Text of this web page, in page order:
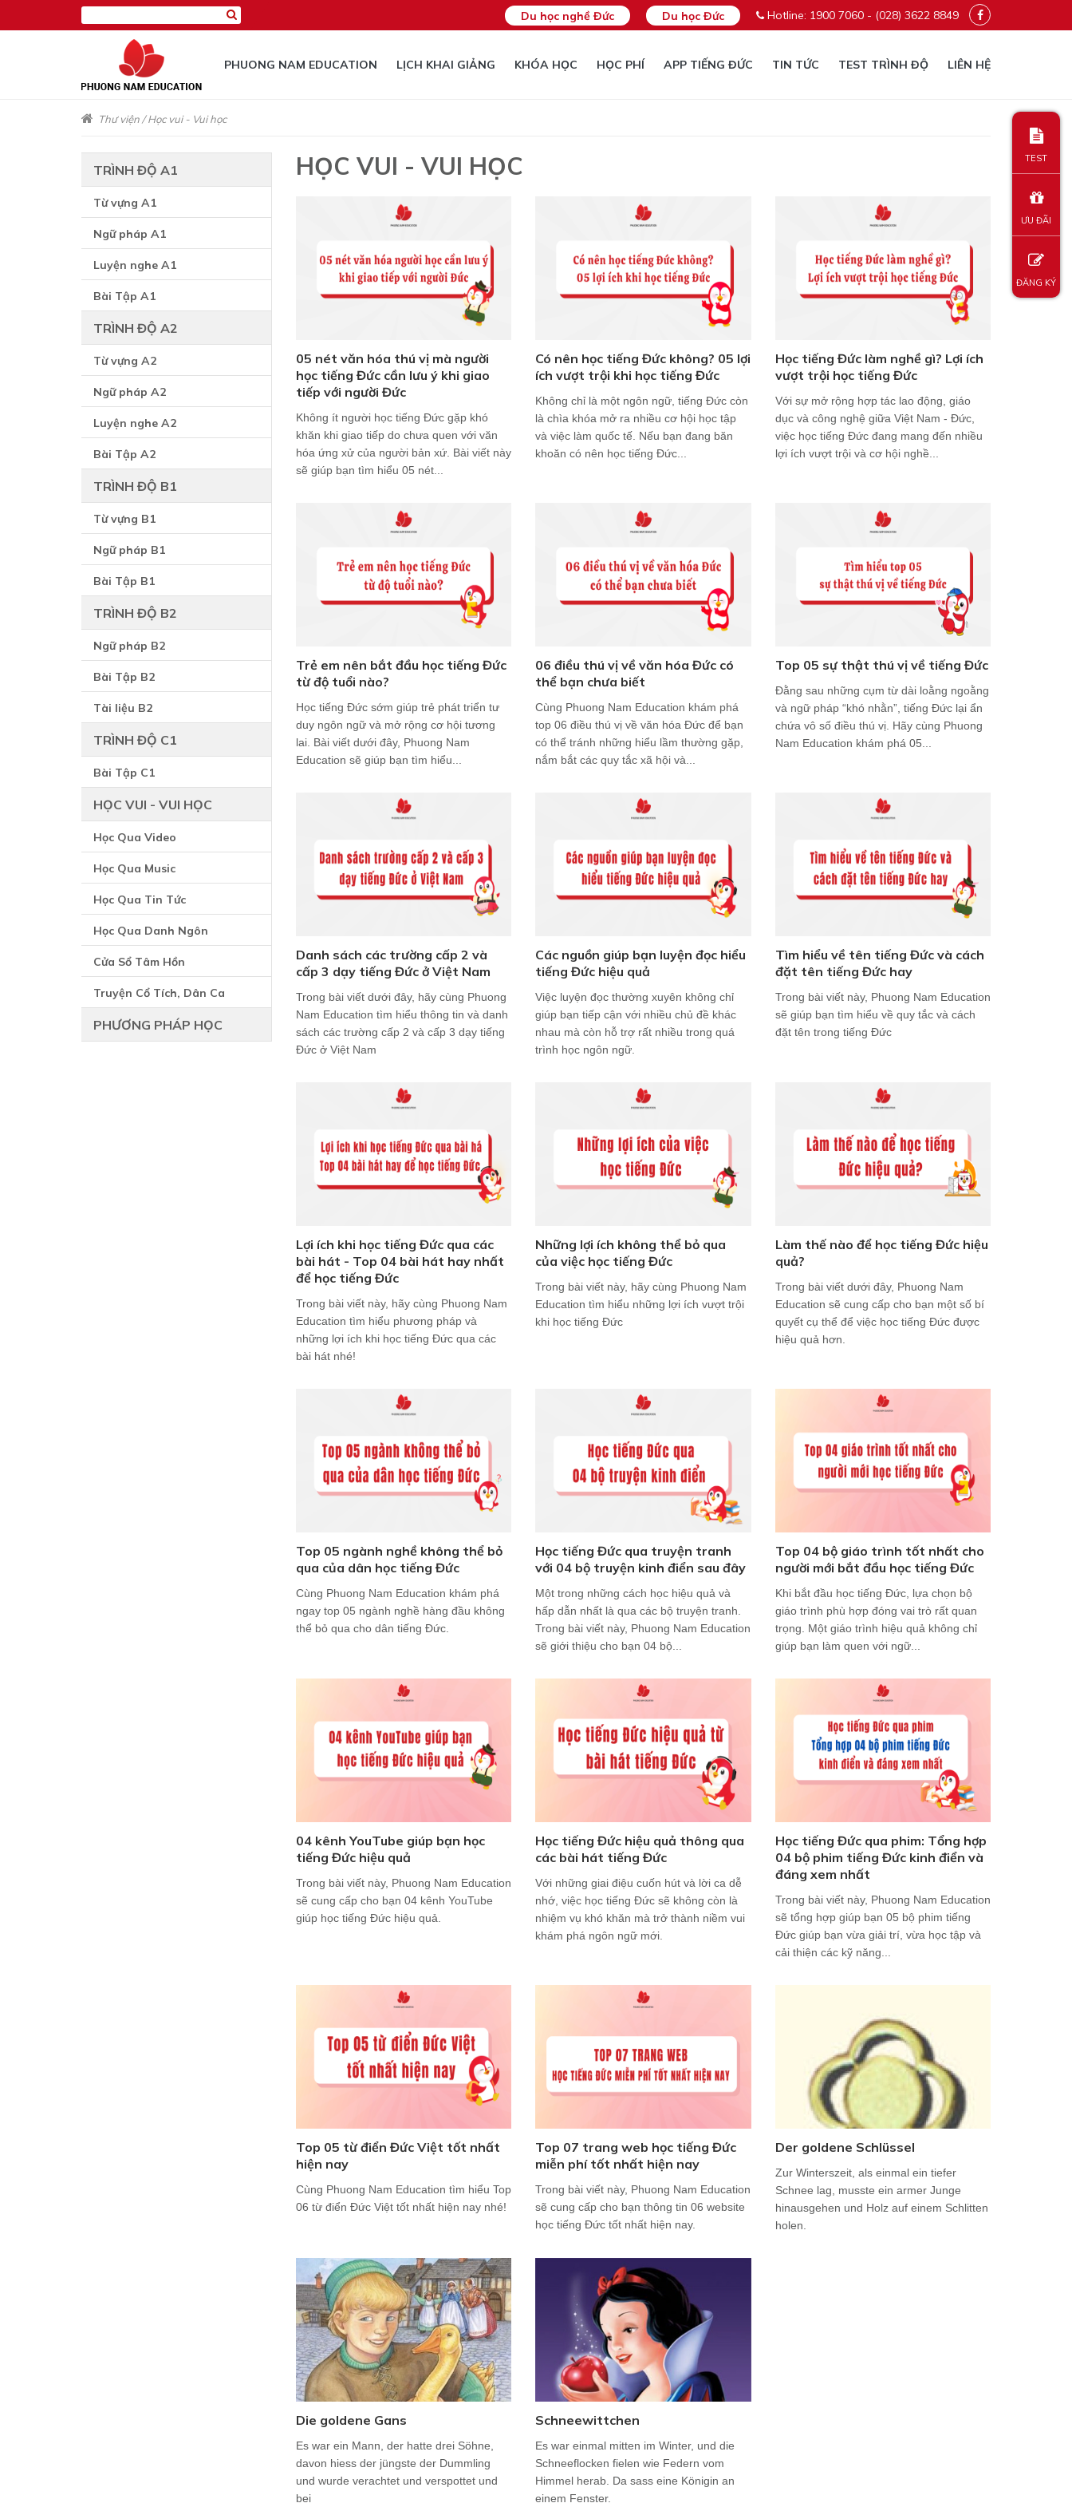
Du học nghề Đức Du học Đức Hotline: 1900 7060 - (028) 3622 8849
PHUONG NAM EDUCATION LỊCH KHAI GIẢNG KHÓA HỌC HỌC PHÍ APP TIẾNG ĐỨC TIN TỨC TEST TRÌNH ĐỘ LIÊN HỆ
Thư viện/Học vui - Vui học
TRÌNH ĐỘ A1
Từ vựng A1
Ngữ pháp A1
Luyện nghe A1
Bài Tập A1
TRÌNH ĐỘ A2
Từ vựng A2
Ngữ pháp A2
Luyện nghe A2
Bài Tập A2
TRÌNH ĐỘ B1
Từ vựng B1
Ngữ pháp B1
Bài Tập B1
TRÌNH ĐỘ B2
Ngữ pháp B2
Bài Tập B2
Tài liệu B2
TRÌNH ĐỘ C1
Bài Tập C1
HỌC VUI - VUI HỌC
Học Qua Video
Học Qua Music
Học Qua Tin Tức
Học Qua Danh Ngôn
Cửa Sổ Tâm Hồn
Truyện Cổ Tích, Dân Ca
PHƯƠNG PHÁP HỌC
HỌC VUI - VUI HỌC
05 nét văn hóa thú vị mà người
học tiếng Đức cần lưu ý khi giao
tiếp với người Đức
Không ít người học tiếng Đức gặp khó
khăn khi giao tiếp do chưa quen với văn
hóa ứng xử của người bản xứ. Bài viết này
sẽ giúp bạn tìm hiểu 05 nét...
Có nên học tiếng Đức không? 05 lợi
ích vượt trội khi học tiếng Đức
Không chỉ là một ngôn ngữ, tiếng Đức còn
là chìa khóa mở ra nhiều cơ hội học tập
và việc làm quốc tế. Nếu bạn đang băn
khoăn có nên học tiếng Đức...
Học tiếng Đức làm nghề gì? Lợi ích
vượt trội học tiếng Đức
Với sự mở rộng hợp tác lao động, giáo
dục và công nghệ giữa Việt Nam - Đức,
việc học tiếng Đức đang mang đến nhiều
lợi ích vượt trội và cơ hội nghề...
Trẻ em nên bắt đầu học tiếng Đức
từ độ tuổi nào?
Học tiếng Đức sớm giúp trẻ phát triển tư
duy ngôn ngữ và mở rộng cơ hội tương
lai. Bài viết dưới đây, Phuong Nam
Education sẽ giúp bạn tìm hiểu...
06 điều thú vị về văn hóa Đức có
thể bạn chưa biết
Cùng Phuong Nam Education khám phá
top 06 điều thú vị về văn hóa Đức để bạn
có thể tránh những hiểu lầm thường gặp,
nắm bắt các quy tắc xã hội và...
Top 05 sự thật thú vị về tiếng Đức
Đằng sau những cụm từ dài loằng ngoằng
và ngữ pháp “khó nhằn”, tiếng Đức lại ẩn
chứa vô số điều thú vị. Hãy cùng Phuong
Nam Education khám phá 05...
Danh sách các trường cấp 2 và
cấp 3 dạy tiếng Đức ở Việt Nam
Trong bài viết dưới đây, hãy cùng Phuong
Nam Education tìm hiểu thông tin và danh
sách các trường cấp 2 và cấp 3 dạy tiếng
Đức ở Việt Nam
Các nguồn giúp bạn luyện đọc hiểu
tiếng Đức hiệu quả
Việc luyện đọc thường xuyên không chỉ
giúp bạn tiếp cận với nhiều chủ đề khác
nhau mà còn hỗ trợ rất nhiều trong quá
trình học ngôn ngữ.
Tìm hiểu về tên tiếng Đức và cách
đặt tên tiếng Đức hay
Trong bài viết này, Phuong Nam Education
sẽ giúp bạn tìm hiểu về quy tắc và cách
đặt tên trong tiếng Đức
Lợi ích khi học tiếng Đức qua các
bài hát - Top 04 bài hát hay nhất
để học tiếng Đức
Trong bài viết này, hãy cùng Phuong Nam
Education tìm hiểu phương pháp và
những lợi ích khi học tiếng Đức qua các
bài hát nhé!
Những lợi ích không thể bỏ qua
của việc học tiếng Đức
Trong bài viết này, hãy cùng Phuong Nam
Education tìm hiểu những lợi ích vượt trội
khi học tiếng Đức
Làm thế nào để học tiếng Đức hiệu
quả?
Trong bài viết dưới đây, Phuong Nam
Education sẽ cung cấp cho bạn một số bí
quyết cụ thể để việc học tiếng Đức được
hiệu quả hơn.
Top 05 ngành nghề không thể bỏ
qua của dân học tiếng Đức
Cùng Phuong Nam Education khám phá
ngay top 05 ngành nghề hàng đầu không
thể bỏ qua cho dân tiếng Đức.
Học tiếng Đức qua truyện tranh
với 04 bộ truyện kinh điển sau đây
Một trong những cách học hiệu quả và
hấp dẫn nhất là qua các bộ truyện tranh.
Trong bài viết này, Phuong Nam Education
sẽ giới thiệu cho bạn 04 bộ...
Top 04 bộ giáo trình tốt nhất cho
người mới bắt đầu học tiếng Đức
Khi bắt đầu học tiếng Đức, lựa chọn bộ
giáo trình phù hợp đóng vai trò rất quan
trọng. Một giáo trình hiệu quả không chỉ
giúp bạn làm quen với ngữ...
04 kênh YouTube giúp bạn học
tiếng Đức hiệu quả
Trong bài viết này, Phuong Nam Education
sẽ cung cấp cho bạn 04 kênh YouTube
giúp học tiếng Đức hiệu quả.
Học tiếng Đức hiệu quả thông qua
các bài hát tiếng Đức
Với những giai điệu cuốn hút và lời ca dễ
nhớ, việc học tiếng Đức sẽ không còn là
nhiệm vụ khó khăn mà trở thành niềm vui
khám phá ngôn ngữ mới.
Học tiếng Đức qua phim: Tổng hợp
04 bộ phim tiếng Đức kinh điển và
đáng xem nhất
Trong bài viết này, Phuong Nam Education
sẽ tổng hợp giúp bạn 05 bộ phim tiếng
Đức giúp bạn vừa giải trí, vừa học tập và
cải thiện các kỹ năng...
Top 05 từ điển Đức Việt tốt nhất
hiện nay
Cùng Phuong Nam Education tìm hiểu Top
06 từ điển Đức Việt tốt nhất hiện nay nhé!
Top 07 trang web học tiếng Đức
miễn phí tốt nhất hiện nay
Trong bài viết này, Phuong Nam Education
sẽ cung cấp cho bạn thông tin 06 website
học tiếng Đức tốt nhất hiện nay.
Der goldene Schlüssel
Zur Winterszeit, als einmal ein tiefer
Schnee lag, musste ein armer Junge
hinausgehen und Holz auf einem Schlitten
holen.
Die goldene Gans
Es war ein Mann, der hatte drei Söhne,
davon hiess der jüngste der Dummling
und wurde verachtet und verspottet und
bei
Schneewittchen
Es war einmal mitten im Winter, und die
Schneeflocken fielen wie Federn vom
Himmel herab. Da sass eine Königin an
einem Fenster.
TEST
ƯU ĐÃI
ĐĂNG KÝ